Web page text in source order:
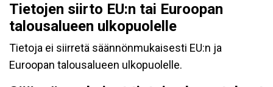
Tietojen siirto EU:n tai Euroopan
talousalueen ulkopuolelle
Tietoja ei siirretä säännönmukaisesti EU:n ja
Euroopan talousalueen ulkopuolelle.